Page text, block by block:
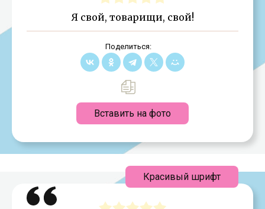
Я свой, товарищи, свой!
Поделиться:
Вставить на фото
Красивый шрифт